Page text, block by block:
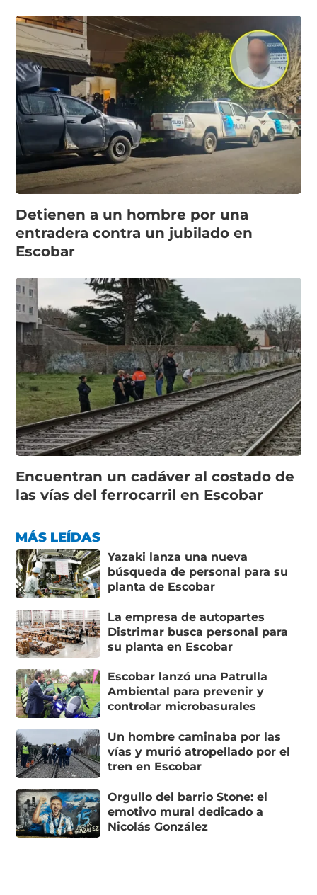
Detienen a un hombre por una
entradera contra un jubilado en
Escobar
Encuentran un cadáver al costado de
las vías del ferrocarril en Escobar
MÁS LEÍDAS
Yazaki lanza una nueva
búsqueda de personal para su
planta de Escobar
La empresa de autopartes
Distrimar busca personal para
su planta en Escobar
Escobar lanzó una Patrulla
Ambiental para prevenir y
controlar microbasurales
Un hombre caminaba por las
vías y murió atropellado por el
tren en Escobar
Orgullo del barrio Stone: el
emotivo mural dedicado a
Nicolás González